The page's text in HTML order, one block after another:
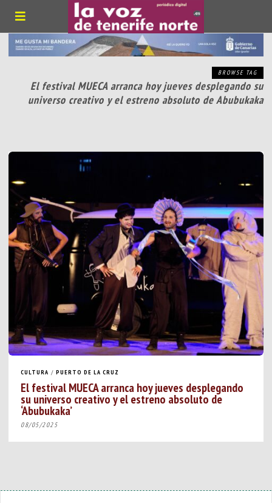
BROWSE TAG
El festival MUECA arranca hoy jueves desplegando su
universo creativo y el estreno absoluto de Abubukaka
CULTURA / PUERTO DE LA CRUZ
El festival MUECA arranca hoy jueves desplegando
su universo creativo y el estreno absoluto de
‘Abubukaka’
08/05/2025